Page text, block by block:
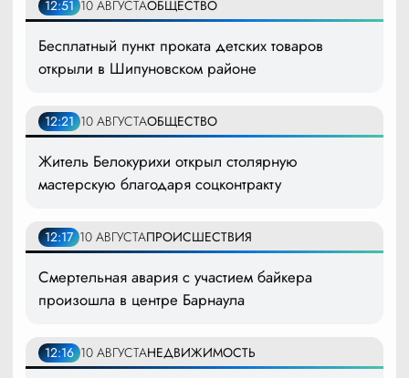
12:51 10 АВГУСТАОБЩЕСТВО
Бесплатный пункт проката детских товаров
открыли в Шипуновском районе
12:21 10 АВГУСТАОБЩЕСТВО
Житель Белокурихи открыл столярную
мастерскую благодаря соцконтракту
12:17 10 АВГУСТАПРОИСШЕСТВИЯ
Смертельная авария с участием байкера
произошла в центре Барнаула
12:16 10 АВГУСТАНЕДВИЖИМОСТЬ